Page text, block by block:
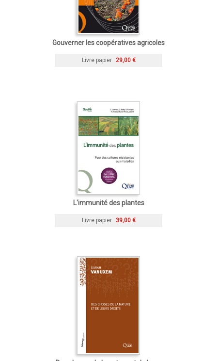
Gouverner les coopératives agricoles
Livre papier 29,00 €
L'immunité des plantes
Livre papier 39,00 €